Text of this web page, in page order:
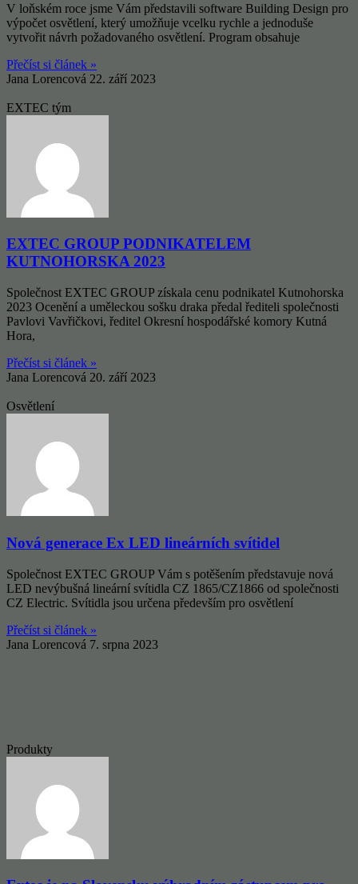
V loňském roce jsme Vám představili software Building Design pro
výpočet osvětlení, který umožňuje vcelku rychle a jednoduše
vytvořit návrh požadovaného osvětlení. Program obsahuje
Přečíst si článek »
Jana Lorencová 22. září 2023
EXTEC tým
EXTEC GROUP PODNIKATELEM
KUTNOHORSKA 2023
Společnost EXTEC GROUP získala cenu podnikatel Kutnohorska
2023 Ocenění a uměleckou sošku draka předal řediteli společnosti
Pavlovi Vavřičkovi, ředitel Okresní hospodářské komory Kutná
Hora,
Přečíst si článek »
Jana Lorencová 20. září 2023
Osvětlení
Nová generace Ex LED lineárních svítidel
Společnost EXTEC GROUP Vám s potěšením představuje nová
LED nevýbušná lineární svítidla CZ 1865/CZ1866 od společnosti
CZ Electric. Svítidla jsou určena především pro osvětlení
Přečíst si článek »
Jana Lorencová 7. srpna 2023
Produkty